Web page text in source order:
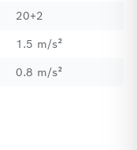
20+2
1.5 m/s²
0.8 m/s²